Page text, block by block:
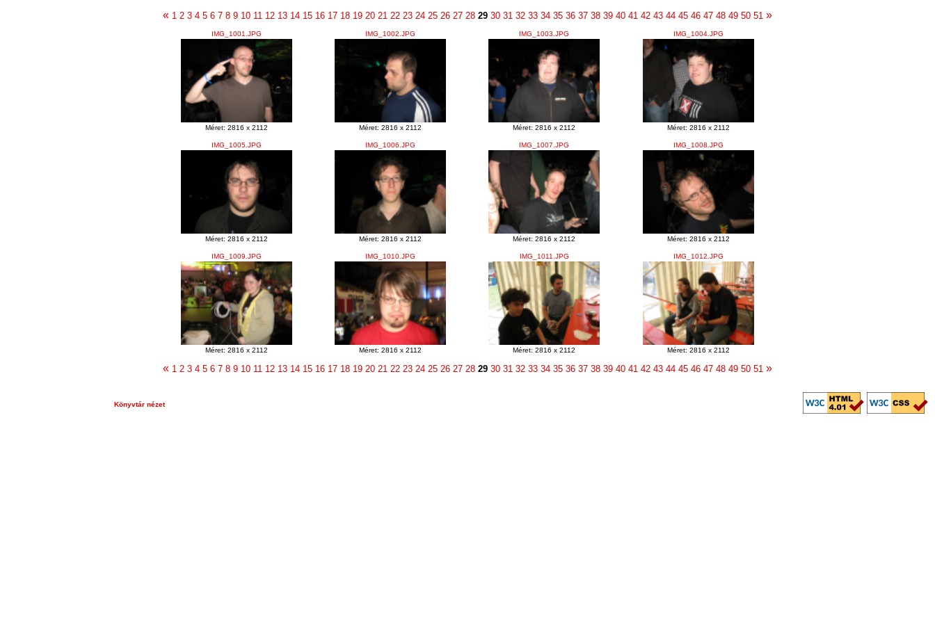
« 1 2 3 4 5 6 7 8 9 10 11 12 13 14 15 16 17 18 19 20 21 22 23 24 25 26 27 28 29 30 31 32 33 34 35 36 37 38 39 40 41 42 43 44 45 46 47 48 49 50 51 »
IMG_1001.JPG
Méret: 2816 x 2112
IMG_1002.JPG
Méret: 2816 x 2112
IMG_1003.JPG
Méret: 2816 x 2112
IMG_1004.JPG
Méret: 2816 x 2112
IMG_1005.JPG
Méret: 2816 x 2112
IMG_1006.JPG
Méret: 2816 x 2112
IMG_1007.JPG
Méret: 2816 x 2112
IMG_1008.JPG
Méret: 2816 x 2112
IMG_1009.JPG
Méret: 2816 x 2112
IMG_1010.JPG
Méret: 2816 x 2112
IMG_1011.JPG
Méret: 2816 x 2112
IMG_1012.JPG
Méret: 2816 x 2112
« 1 2 3 4 5 6 7 8 9 10 11 12 13 14 15 16 17 18 19 20 21 22 23 24 25 26 27 28 29 30 31 32 33 34 35 36 37 38 39 40 41 42 43 44 45 46 47 48 49 50 51 »
Könyvtár nézet